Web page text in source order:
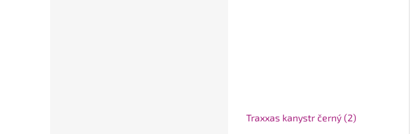
Traxxas kanystr černý (2)